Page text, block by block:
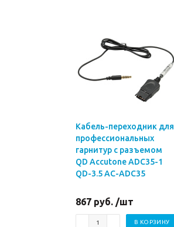
Кабель-переходник для
профессиональных
гарнитур с разъемом
QD Accutone ADC35-1
QD-3.5 AC-ADC35
867 руб. /шт
В КОРЗИНУ